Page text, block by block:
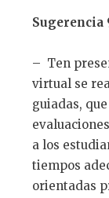
Sugerencia
– Ten
virtual se
guiadas,
a los
tiempos
orientadas